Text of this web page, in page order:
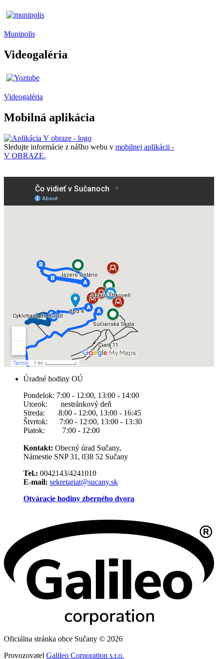
Munipolis
Videogaléria
Videogaléria
Mobilná aplikácia
Sledujte informácie z nášho webu v mobilnej aplikácii -
V OBRAZE.
Úradné hodiny OÚ
Pondelok: 7:00 - 12:00, 13:00 - 14:00
Utorok: nestránkový deň
Streda: 8:00 - 12:00, 13:00 - 16:45
Štvrtok: 7:00 - 12:00, 13:00 - 13:30
Piatok: 7:00 - 12:00
Kontakt: Obecný úrad Sučany,
Námestie SNP 31, 038 52 Sučany
Tel.: 0042143/4241010
E-mail: sekretariat@sucany.sk
Otváracie hodiny zberného dvora
Oficiálna stránka obce Sučany © 2026
Provozovatel Galileo Corporation s.r.o.